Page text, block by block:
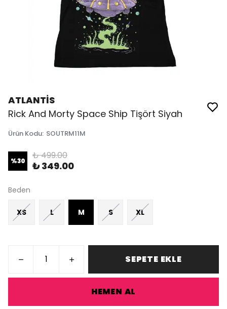
ATLANTİS
Rick And Morty Space Ship Tişört Siyah
Ürün Kodu: SOUTRM11M
%30 ₺ 499.00
₺ 349.00
Beden
XS L M S XL
SEPETE EKLE
HEMEN AL